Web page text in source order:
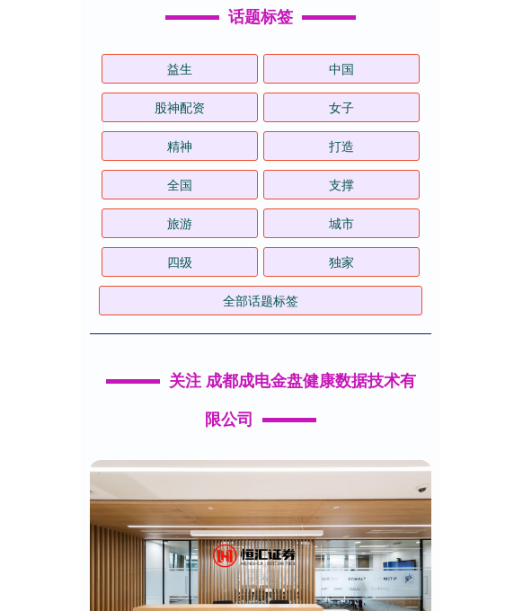
话题标签
益生 中国
股神配资 女子
精神 打造
全国 支撑
旅游 城市
四级 独家
全部话题标签
关注 成都成电金盘健康数据技术有
限公司